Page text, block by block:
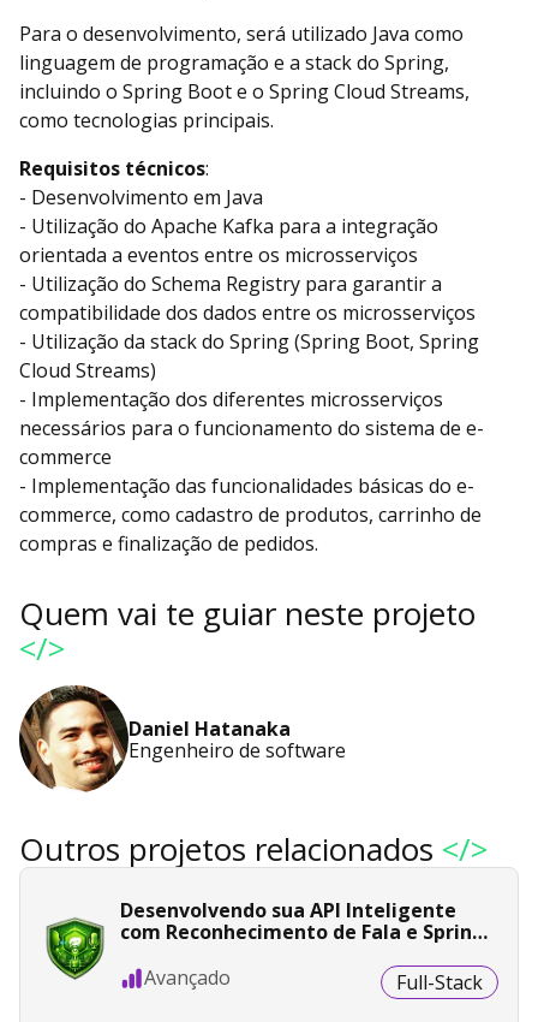
Para o desenvolvimento, será utilizado Java como
linguagem de programação e a stack do Spring,
incluindo o Spring Boot e o Spring Cloud Streams,
como tecnologias principais.
Requisitos técnicos:
- Desenvolvimento em Java
- Utilização do Apache Kafka para a integração
orientada a eventos entre os microsserviços
- Utilização do Schema Registry para garantir a
compatibilidade dos dados entre os microsserviços
- Utilização da stack do Spring (Spring Boot, Spring
Cloud Streams)
- Implementação dos diferentes microsserviços
necessários para o funcionamento do sistema de e-
commerce
- Implementação das funcionalidades básicas do e-
commerce, como cadastro de produtos, carrinho de
compras e finalização de pedidos.
Quem vai te guiar neste projeto
</>
Daniel Hatanaka
Engenheiro de software
Outros projetos relacionados </>
Desenvolvendo sua API Inteligente
com Reconhecimento de Fala e Spring
Avançado
Full-Stack